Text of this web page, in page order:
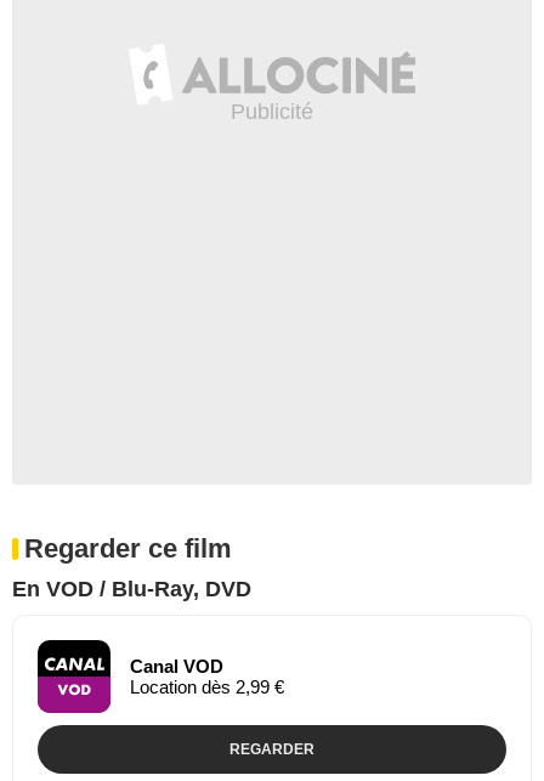
Regarder ce film
En VOD / Blu-Ray, DVD
Canal VOD
Location dès 2,99 €
REGARDER